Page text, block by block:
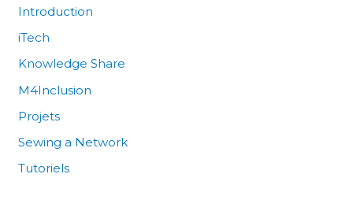
Introduction
iTech
Knowledge Share
M4Inclusion
Projets
Sewing a Network
Tutoriels